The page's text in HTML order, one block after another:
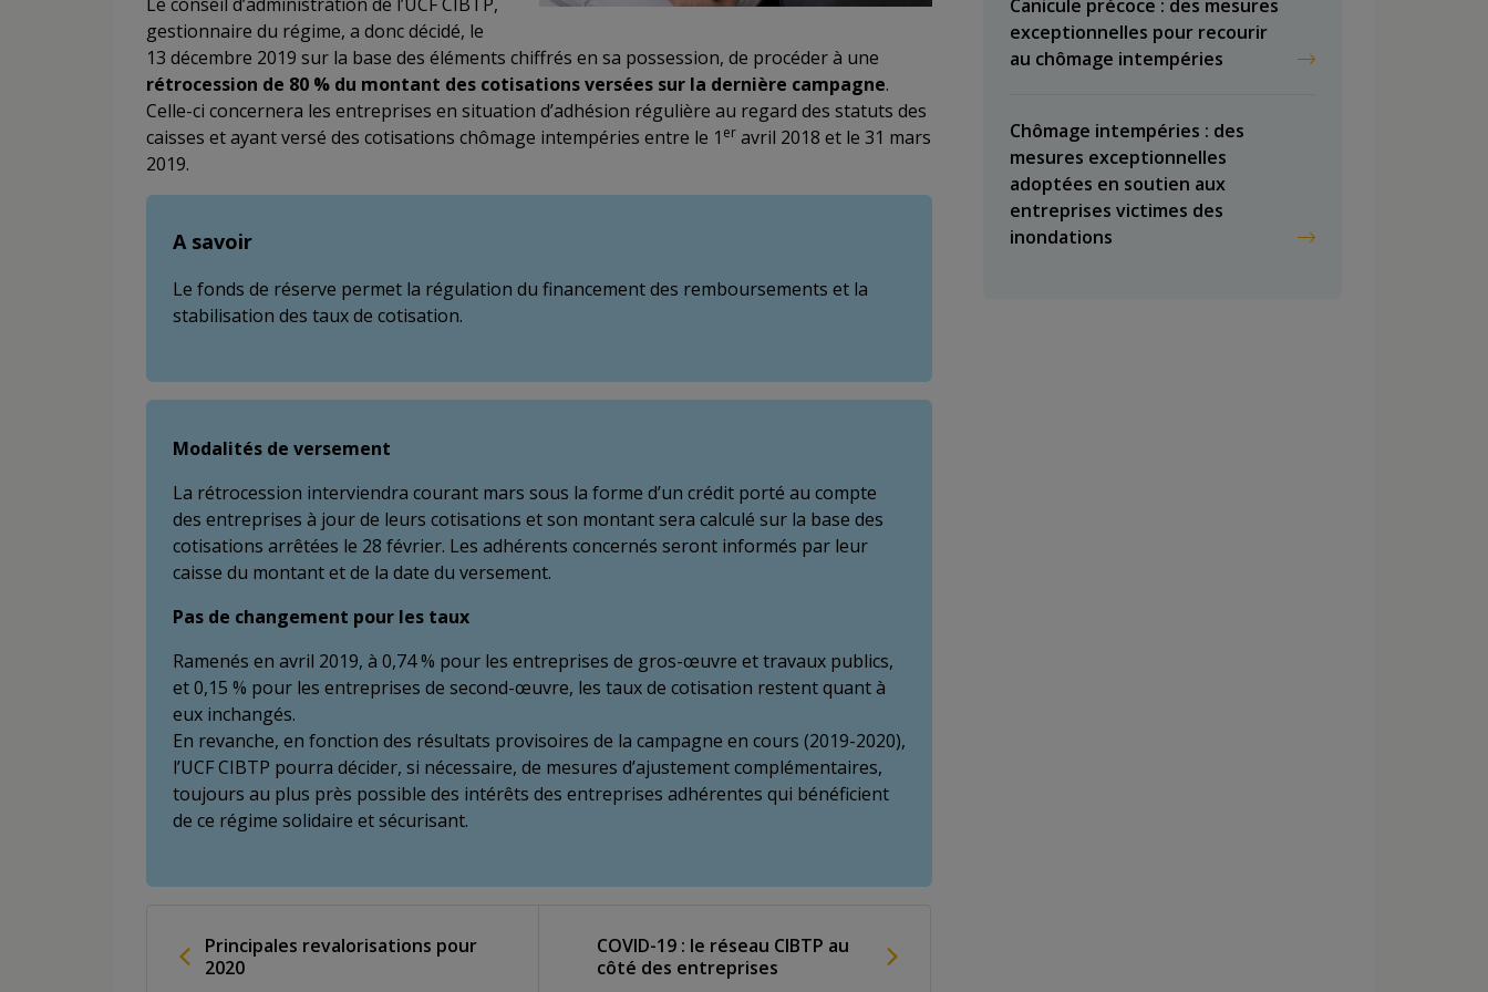
gestionnaire du régime, a donc décidé, le
13 décembre 2019 sur la base des éléments chiffrés en sa possession, de procéder à une
rétrocession de 80 % du montant des cotisations versées sur la dernière campagne.
Celle-ci concernera les entreprises en situation d’adhésion régulière au regard des statuts des
caisses et ayant versé des cotisations chômage intempéries entre le 1 er avril 2018 et le 31 mars
2019.
A savoir
Le fonds de réserve permet la régulation du financement des remboursements et la
stabilisation des taux de cotisation.
Modalités de versement
La rétrocession interviendra courant mars sous la forme d’un crédit porté au compte
des entreprises à jour de leurs cotisations et son montant sera calculé sur la base des
cotisations arrêtées le 28 février. Les adhérents concernés seront informés par leur
caisse du montant et de la date du versement.
Pas de changement pour les taux
Ramenés en avril 2019, à 0,74 % pour les entreprises de gros-œuvre et travaux publics,
et 0,15 % pour les entreprises de second-œuvre, les taux de cotisation restent quant à
eux inchangés.
En revanche, en fonction des résultats provisoires de la campagne en cours (2019-2020),
l’UCF CIBTP pourra décider, si nécessaire, de mesures d’ajustement complémentaires,
toujours au plus près possible des intérêts des entreprises adhérentes qui bénéficient
de ce régime solidaire et sécurisant.
Principales revalorisations pour
2020
COVID-19 : le réseau CIBTP au
côté des entreprises
Canicule précoce : des mesures
exceptionnelles pour recourir
au chômage intempéries
Chômage intempéries : des
mesures exceptionnelles
adoptées en soutien aux
entreprises victimes des
inondations